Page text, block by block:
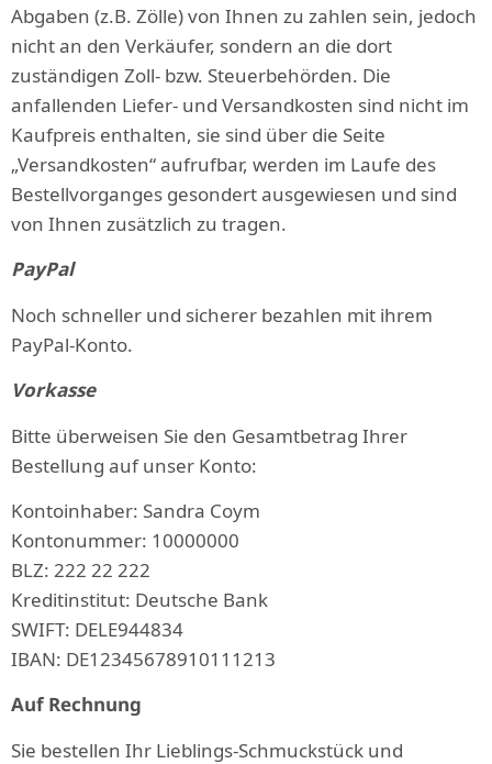
Abgaben (z.B. Zölle) von Ihnen zu zahlen sein, jedoch
nicht an den Verkäufer, sondern an die dort
zuständigen Zoll- bzw. Steuerbehörden. Die
anfallenden Liefer- und Versandkosten sind nicht im
Kaufpreis enthalten, sie sind über die Seite
„Versandkosten“ aufrufbar, werden im Laufe des
Bestellvorganges gesondert ausgewiesen und sind
von Ihnen zusätzlich zu tragen.
PayPal
Noch schneller und sicherer bezahlen mit ihrem
PayPal-Konto.
Vorkasse
Bitte überweisen Sie den Gesamtbetrag Ihrer
Bestellung auf unser Konto:
Kontoinhaber: Sandra Coym
Kontonummer: 10000000
BLZ: 222 22 222
Kreditinstitut: Deutsche Bank
SWIFT: DELE944834
IBAN: DE12345678910111213
Auf Rechnung
Sie bestellen Ihr Lieblings-Schmuckstück und